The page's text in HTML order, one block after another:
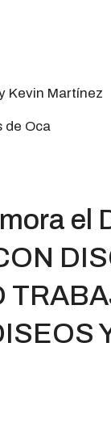
Kevin Martínez
de Oca
el